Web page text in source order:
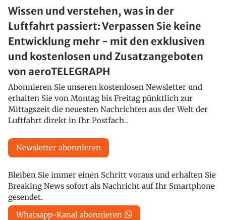
Wissen und verstehen, was in der
Luftfahrt passiert: Verpassen Sie keine
Entwicklung mehr - mit den exklusiven
und kostenlosen und Zusatzangeboten
von aeroTELEGRAPH
Abonnieren Sie unseren kostenlosen Newsletter und
erhalten Sie von Montag bis Freitag pünktlich zur
Mittagszeit die neuesten Nachrichten aus der Welt der
Luftfahrt direkt in Ihr Postfach..
Newsletter abonnieren
Bleiben Sie immer einen Schritt voraus und erhalten Sie
Breaking News sofort als Nachricht auf Ihr Smartphone
gesendet.
Whatsapp-Kanal abonnieren